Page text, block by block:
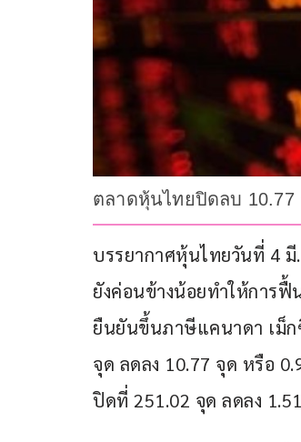
ตลาดหุ้นไทยปิดลบ
บรรยากาศหุ้นไทยวันที่ 4
ยังค่อนข้างน้อยทำให้การฟื้
ยืนยันขึ้นภาษีแคนาดา เม็ก
จุด ลดลง 10.77 จุด หรือ
ปิดที่ 251.02 จุด ลดลง